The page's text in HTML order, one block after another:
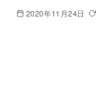
2020年11月24日